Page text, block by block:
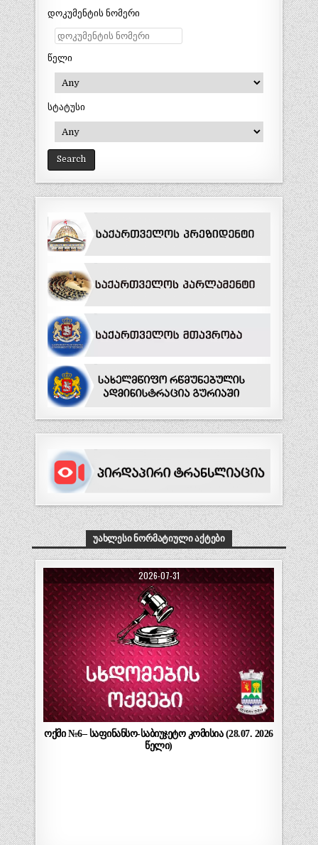
დოკუმენტის ნომერი
წელი
სტატუსი
ᲣᲐᲮᲚᲔᲡᲘ ᲜᲝᲠᲛᲐᲢᲘᲣᲚᲘ ᲐᲥᲢᲔᲑᲘ
2026-07-31
ოქმი №6– საფინანსო-საბიუჯეტო კომისია (28.07. 2026
წელი)